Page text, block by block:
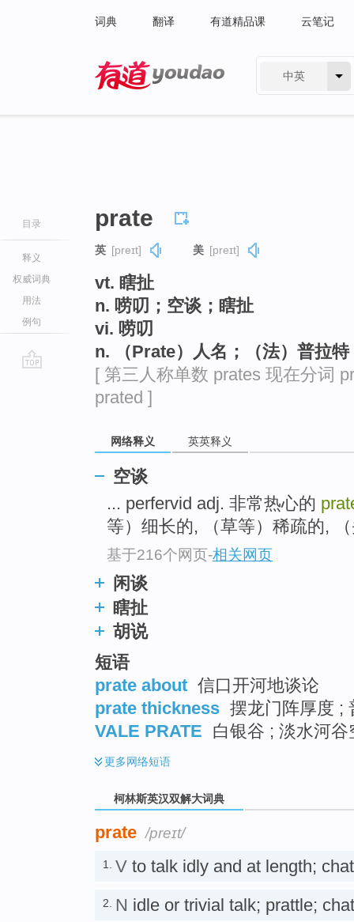
词典 翻译 有道精品课 云笔记
中英
目录
释义
权威词典
用法
例句
prate
英 [preɪt] 美 [preɪt]
vt. 瞎扯
n. 唠叨；空谈；瞎扯
vi. 唠叨
n. （Prate）人名；（法）普拉特
[ 第三人称单数 prates 现在分词
prated ]
网络释义 英英释义
空谈
... perfervid adj. 非常热心的
等）细长的, （草等）稀疏的,
基于216个网页-相关网页
闲谈
瞎扯
胡说
短语
prate about 信口开河地谈论
prate thickness 摆龙门阵厚度 ;
VALE PRATE 白银谷 ; 淡水河谷
更多网络短语
柯林斯英汉双解大词典
prate /preɪt/
1. V to talk idly and at length;
2. N idle or trivial talk; prattle;